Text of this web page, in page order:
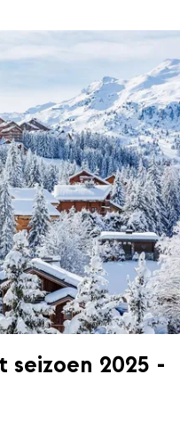
2025 -